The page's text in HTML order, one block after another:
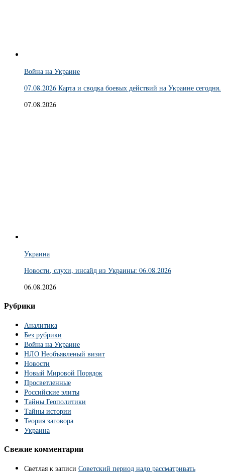
Война на Украине
07.08.2026 Карта и сводка боевых действий на Украине сегодня.
07.08.2026
Украина
Новости, слухи, инсайд из Украины: 06.08.2026
06.08.2026
Рубрики
Аналитика
Без рубрики
Война на Украине
НЛО Необъявленый визит
Новости
Новый Мировой Порядок
Просветленные
Российские элиты
Тайны Геополитики
Тайны истории
Теория заговора
Украина
Свежие комментарии
Светлая к записи Советский период надо рассматривать